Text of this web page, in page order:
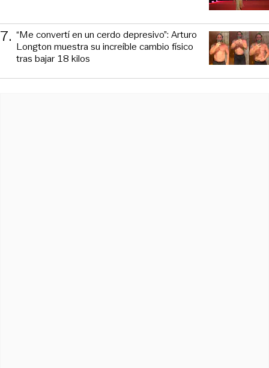
7. “Me convertí en un cerdo depresivo”: Arturo
Longton muestra su increíble cambio físico
tras bajar 18 kilos